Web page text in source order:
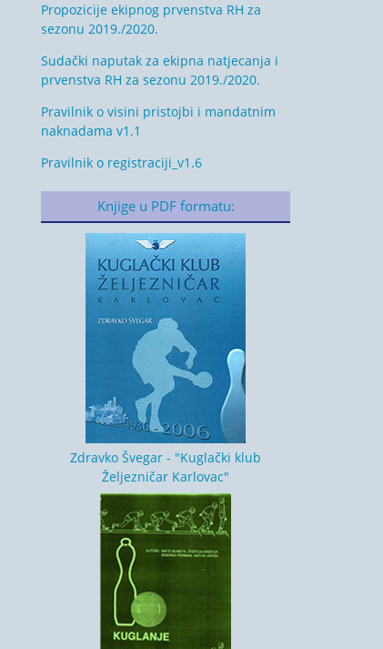
Propozicije ekipnog prvenstva RH za
sezonu 2019./2020.
Sudački naputak za ekipna natjecanja i
prvenstva RH za sezonu 2019./2020.
Pravilnik o visini pristojbi i mandatnim
naknadama v1.1
Pravilnik o registraciji_v1.6
Knjige u PDF formatu:
Zdravko Švegar - "Kuglački klub
Željezničar Karlovac"